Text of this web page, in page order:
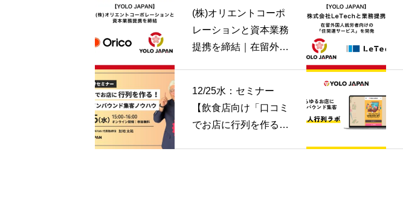
(株)オリエントコーポ
レーションと資本業務
提携を締結｜在留外国
の提供を検討 | YOLO
JAPAN
12/25水：セミナー
【飲食店向け「口コミ
でお店に行列を作る！